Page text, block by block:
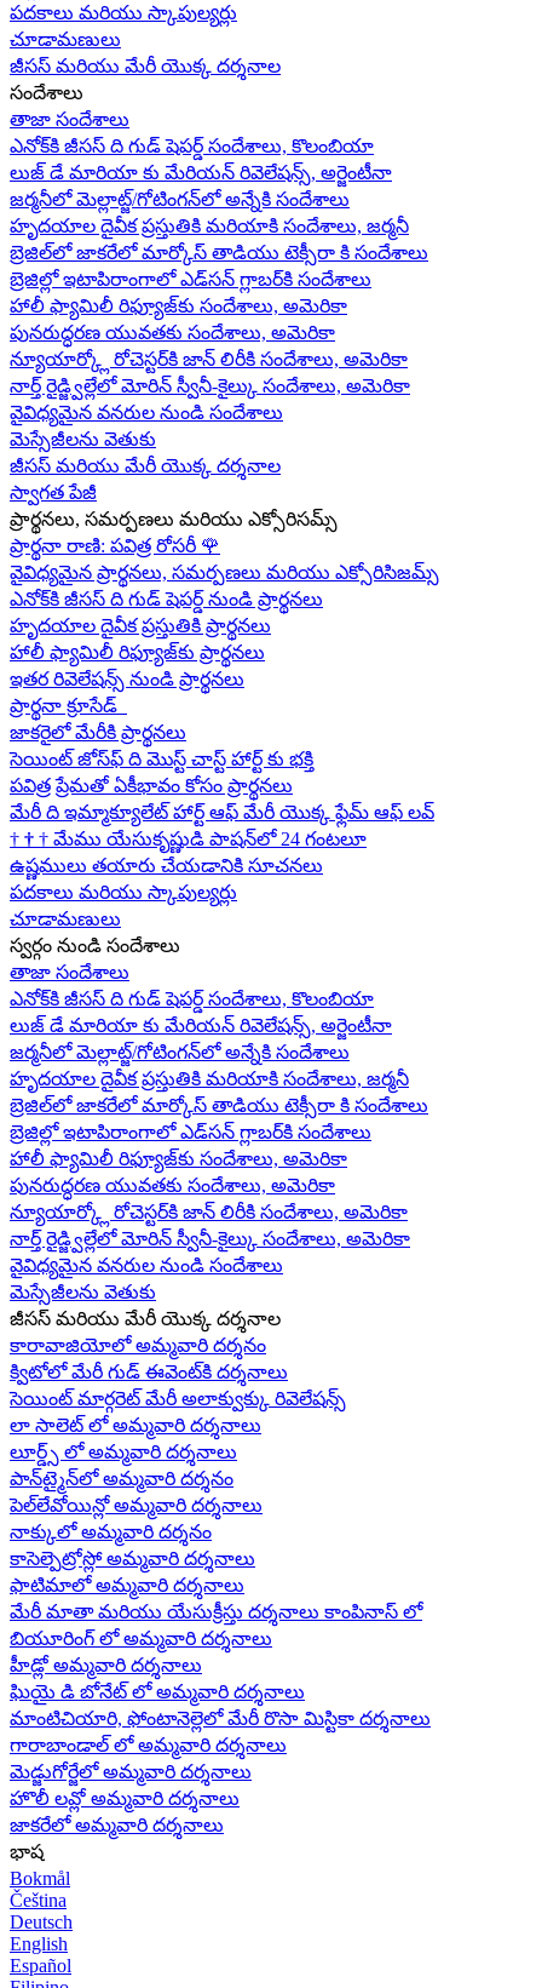
పదకాలు మరియు స్కాపుల్యర్లు
చూడామణులు
జీసస్ మరియు మేరీ యొక్క దర్శనాల
సందేశాలు
తాజా సందేశాలు
ఎనోక్‌కి జీసస్ ది గుడ్ షెపర్డ్ సందేశాలు, కొలంబియా
లుజ్ డే మారియా కు మేరియన్ రివెలేషన్స్, అర్జెంటీనా
జర్మనీలో మెల్లాట్జ్/గోటింగన్‌లో అన్నేకి సందేశాలు
హృదయాల దైవీక ప్రస్తుతికి మరియాకి సందేశాలు, జర్మనీ
బ్రెజిల్‌లో జాకరేలో మార్కోస్ తాడియు టెక్సీరా కి సందేశాలు
బ్రెజిల్లో ఇటాపిరాంగాలో ఎడ్‌సన్ గ్లాబర్‌కి సందేశాలు
హాలీ ఫ్యామిలీ రిఫ్యూజ్‌కు సందేశాలు, అమెరికా
పునరుద్ధరణ యువతకు సందేశాలు, అమెరికా
న్యూయార్క్లో రోచెస్టర్‌కి జాన్ లిరీకి సందేశాలు, అమెరికా
నార్త్ రైడ్జ్విల్లేలో మోరిన్ స్వీనీ-కైల్కు సందేశాలు, అమెరికా
వైవిధ్యమైన వనరుల నుండి సందేశాలు
మెస్సేజీలను వెతుకు
జీసస్ మరియు మేరీ యొక్క దర్శనాల
స్వాగత పేజీ
ప్రార్థనలు, సమర్పణలు మరియు ఎక్సోరిసమ్స్
ప్రార్థనా రాణి: పవిత్ర రోసరీ 🌹
వైవిధ్యమైన ప్రార్థనలు, సమర్పణలు మరియు ఎక్సోరిసిజమ్స్
ఎనోక్‌కి జీసస్ ది గుడ్ షెపర్డ్ నుండి ప్రార్థనలు
హృదయాల దైవీక ప్రస్తుతికి ప్రార్థనలు
హాలీ ఫ్యామిలీ రిఫ్యూజ్‌కు ప్రార్థనలు
ఇతర రివెలేషన్స్ నుండి ప్రార్థనలు
ప్రార్థనా క్రూసేడ్
జాకరైలో మేరీకి ప్రార్థనలు
సెయింట్ జోస్‌ఫ్ ది మొస్ట్ చాస్ట్ హార్ట్ కు భక్తి
పవిత్ర ప్రేమతో ఏకీభావం కోసం ప్రార్థనలు
మేరీ ది ఇమ్మాక్యూలేట్ హార్ట్ ఆఫ్ మేరీ యొక్క ఫ్లేమ్ ఆఫ్ లవ్
† † † మేము యేసుకృష్ణుడి పాషన్‌లో 24 గంటలూ
ఉష్ణములు తయారు చేయడానికి సూచనలు
పదకాలు మరియు స్కాపుల్యర్లు
చూడామణులు
స్వర్గం నుండి సందేశాలు
తాజా సందేశాలు
ఎనోక్‌కి జీసస్ ది గుడ్ షెపర్డ్ సందేశాలు, కొలంబియా
లుజ్ డే మారియా కు మేరియన్ రివెలేషన్స్, అర్జెంటీనా
జర్మనీలో మెల్లాట్జ్/గోటింగన్‌లో అన్నేకి సందేశాలు
హృదయాల దైవీక ప్రస్తుతికి మరియాకి సందేశాలు, జర్మనీ
బ్రెజిల్‌లో జాకరేలో మార్కోస్ తాడియు టెక్సీరా కి సందేశాలు
బ్రెజిల్లో ఇటాపిరాంగాలో ఎడ్‌సన్ గ్లాబర్‌కి సందేశాలు
హాలీ ఫ్యామిలీ రిఫ్యూజ్‌కు సందేశాలు, అమెరికా
పునరుద్ధరణ యువతకు సందేశాలు, అమెరికా
న్యూయార్క్లో రోచెస్టర్‌కి జాన్ లిరీకి సందేశాలు, అమెరికా
నార్త్ రైడ్జ్విల్లేలో మోరిన్ స్వీనీ-కైల్కు సందేశాలు, అమెరికా
వైవిధ్యమైన వనరుల నుండి సందేశాలు
మెస్సేజీలను వెతుకు
జీసస్ మరియు మేరీ యొక్క దర్శనాల
కారావాజియోలో అమ్మవారి దర్శనం
క్విటోలో మేరీ గుడ్ ఈవెంట్‌కి దర్శనాలు
సెయింట్ మార్గరెట్ మేరీ అలాక్వుక్కు రివెలేషన్స్
లా సాలెట్ లో అమ్మవారి దర్శనాలు
లూర్డ్స్ లో అమ్మవారి దర్శనాలు
పాన్‌ట్మైన్‌లో అమ్మవారి దర్శనం
పెల్‌లేవోయిన్లో అమ్మవారి దర్శనాలు
నాక్కులో అమ్మవారి దర్శనం
కాసెల్పెట్రోస్లో అమ్మవారి దర్శనాలు
ఫాటిమాలో అమ్మవారి దర్శనాలు
మేరీ మాతా మరియు యేసుక్రీస్తు దర్శనాలు కాంపినాస్ లో
బియూరింగ్ లో అమ్మవారి దర్శనాలు
హీడ్లో అమ్మవారి దర్శనాలు
ఘియై డి బోనేట్ లో అమ్మవారి దర్శనాలు
మాంటిచియారి, ఫోంటానెల్లెలో మేరీ రొసా మిస్టికా దర్శనాలు
గారాబాండాల్ లో అమ్మవారి దర్శనాలు
మెడ్జుగోర్జేలో అమ్మవారి దర్శనాలు
హొలీ లవ్లో అమ్మవారి దర్శనాలు
జాకరేలో అమ్మవారి దర్శనాలు
భాష
Bokmål
Čeština
Deutsch
English
Español